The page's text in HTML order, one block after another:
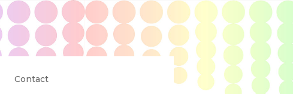
Contact